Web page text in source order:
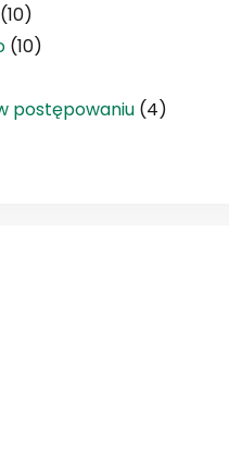
(10)
(10)
postępowaniu (4)